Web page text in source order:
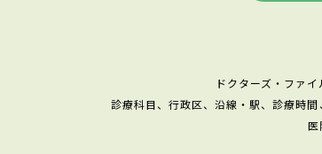
ドクターズ・ファ
診療科目、行政区、沿線・駅、診療時
医